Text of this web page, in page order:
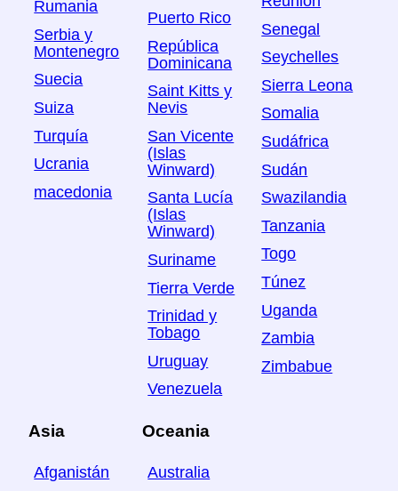
Rumania
Serbia y
Montenegro
Suecia
Suiza
Turquía
Ucrania
macedonia
Puerto Rico
República
Dominicana
Saint Kitts y
Nevis
San Vicente
(Islas
Winward)
Santa Lucía
(Islas
Winward)
Suriname
Tierra Verde
Trinidad y
Tobago
Uruguay
Venezuela
Senegal
Seychelles
Sierra Leona
Somalia
Sudáfrica
Sudán
Swazilandia
Tanzania
Togo
Túnez
Uganda
Zambia
Zimbabue
Asia
Afganistán
Oceania
Australia